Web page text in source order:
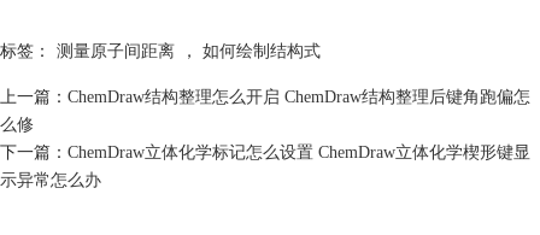
然后检查一下键的长度、字体样式、原子标记的大小是不是都差不多，常
用的一个办法是，选中结构以后，进到【Object】菜单里找到【Clean Up
Structure】，让结构恢复到一种比较规整的绘图状态，不过，对于已经排
好的反应式，不要一口气把全部内容都清理了，可以一个结构一个结构地
处理，免得某些结构的方向被重新排布。
标签： 测量原子间距离 ， 如何绘制结构式
上一篇： ChemDraw结构整理怎么开启 ChemDraw结构整理后键角跑偏怎
么修
下一篇： ChemDraw立体化学标记怎么设置 ChemDraw立体化学楔形键显
示异常怎么办